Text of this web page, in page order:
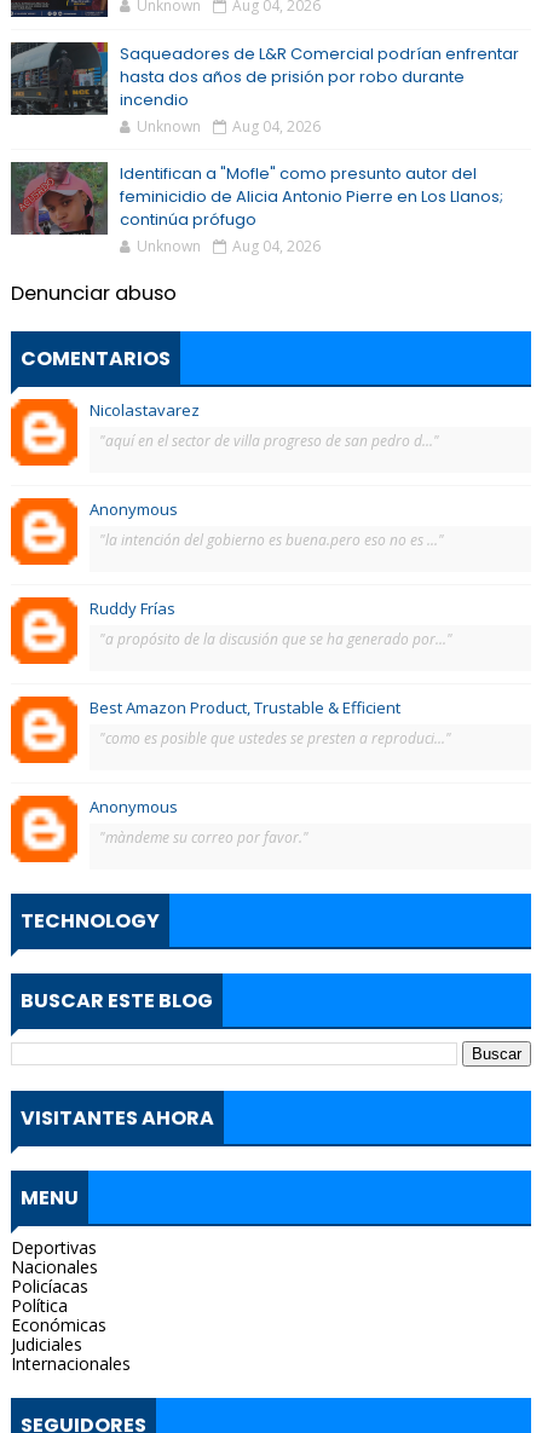
Unknown Aug 04, 2026
Saqueadores de L&R Comercial podrían enfrentar
hasta dos años de prisión por robo durante
incendio
Unknown Aug 04, 2026
Identifican a "Mofle" como presunto autor del
feminicidio de Alicia Antonio Pierre en Los Llanos;
continúa prófugo
Unknown Aug 04, 2026
Denunciar abuso
COMENTARIOS
Nicolastavarez
"aquí en el sector de villa progreso de san pedro d..."
Anonymous
"la intención del gobierno es buena.pero eso no es ..."
Ruddy Frías
"a propósito de la discusión que se ha generado por..."
Best Amazon Product, Trustable & Efficient
"como es posible que ustedes se presten a reproduci..."
Anonymous
"màndeme su correo por favor."
TECHNOLOGY
BUSCAR ESTE BLOG
VISITANTES AHORA
MENU
Deportivas
Nacionales
Policíacas
Política
Económicas
Judiciales
Internacionales
SEGUIDORES